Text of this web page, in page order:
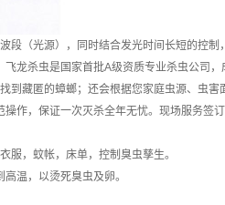
段（光源），同时结合发光时间长短的控制
龙杀虫是国家首批A级资质专业杀虫公司，
到藏匿的蟑螂；还会根据您家庭虫源、虫害
作，保证一次灭杀全年无忧。现场服务签
衣服，蚊帐，床单，控制臭虫孳生。
到高温，以烫死臭虫及卵。